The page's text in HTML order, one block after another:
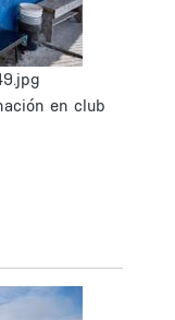
en club